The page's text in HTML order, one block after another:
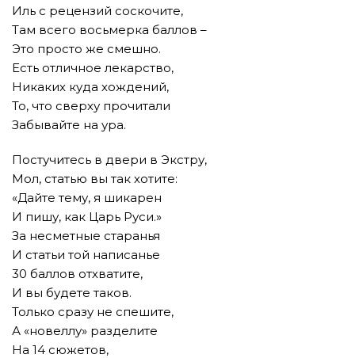
Иль с рецензий соскочите,
Там всего восьмерка баллов –
Это просто же смешно.
Есть отличное лекарство,
Никаких куда хождений,
То, что сверху прочитали
Забывайте на ура.
Постучитесь в двери в Экстру,
Мол, статью вы так хотите:
«Дайте тему, я шикарен
И пишу, как Царь Руси.»
За несметные старанья
И статьи той написанье
30 баллов отхватите,
И вы будете таков.
Только сразу не спешите,
А «новеллу» разделите
На 14 сюжетов,